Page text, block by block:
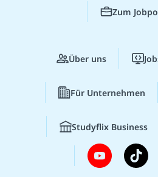
Zum
Über uns
Für Unternehmen
Studyflix Business